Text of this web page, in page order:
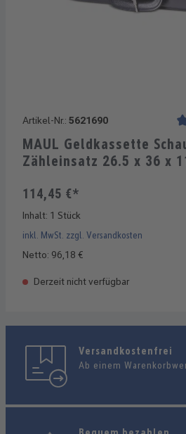
Artikel-Nr.: 5621690
MAUL Geldkassette
Zähleinsatz 26.5 x 36 x
114,45 €*
Inhalt: 1 Stück
inkl. MwSt. zzgl. Versandkosten
Netto: 96,18 €
Derzeit nicht verfügbar
Versandkostenfrei
Ab einem